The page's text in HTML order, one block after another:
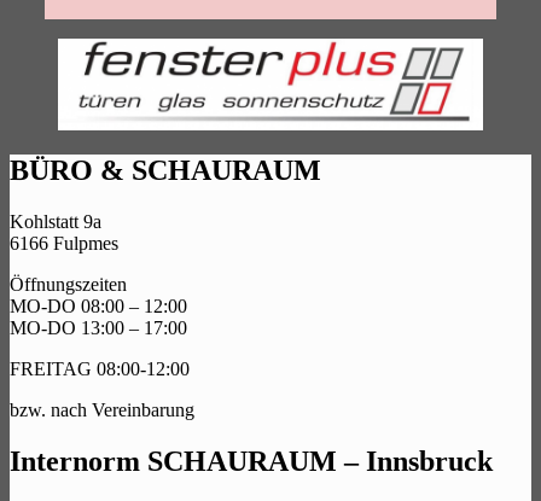
BÜRO & SCHAURAUM
Kohlstatt 9a
6166 Fulpmes
Öffnungszeiten
MO-DO 08:00 – 12:00
MO-DO 13:00 – 17:00
FREITAG 08:00-12:00
bzw. nach Vereinbarung
Internorm SCHAURAUM – Innsbruck